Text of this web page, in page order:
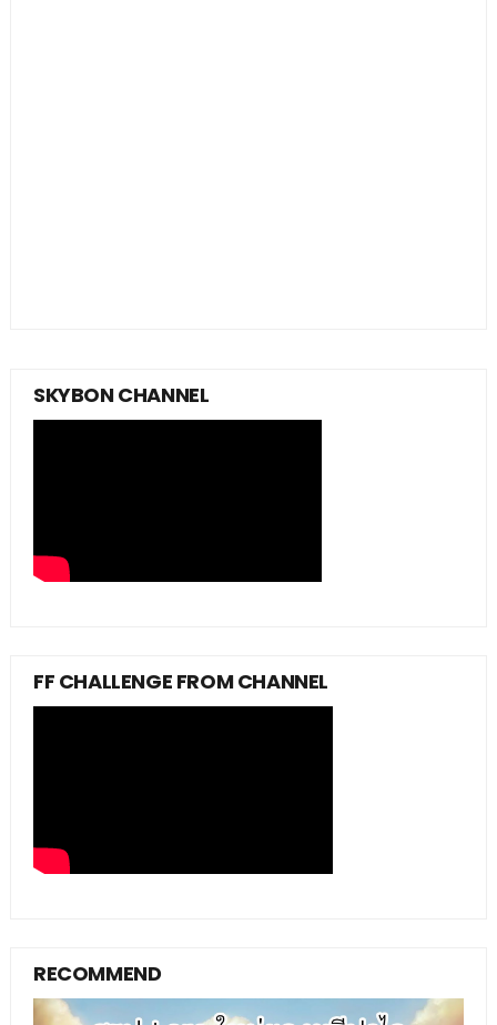
SKYBON CHANNEL
FF CHALLENGE FROM CHANNEL
RECOMMEND